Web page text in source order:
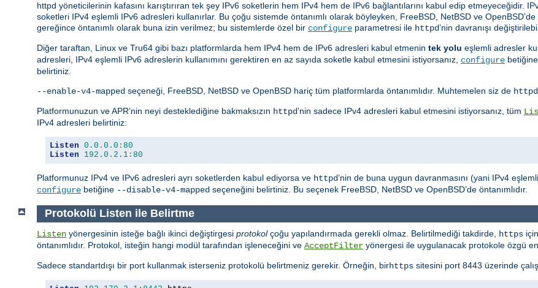
httpd yöneticilerinin kafasını karıştırıran tek şey IPv6 soketlerin hem IPv4 hem de IPv6 bağlantılarını kabul edip etmeyeceğidir.
soketleri IPv4 eşlemli IPv6 adresleri kullanırlar. Bu çoğu sistemde öntanımlı olarak böyleyken, FreeBSD, NetBSD ve
gereğince öntanımlı olarak buna izin verilmez; bu sistemlerde özel bir configure parametresi ile httpd’nin davranışı
Diğer taraftan, Linux ve Tru64 gibi bazı platformlarda hem IPv4 hem de IPv6 adresleri kabul etmenin tek yolu eşlemli adresler
adresleri, IPv4 eşlemli IPv6 adreslerin kullanımını gerektiren en az sayıda soketle kabul etmesini istiyorsanız, configure betiğine
belirtiniz.
--enable-v4-mapped seçeneği, FreeBSD, NetBSD ve OpenBSD hariç tüm platformlarda öntanımlıdır. Muhtemelen siz de httpd
Platformunuzun ve APR’nin neyi desteklediğine bakmaksızın httpd’nin sadece IPv4 adresleri kabul etmesini istiyorsanız, tüm
IPv4 adresleri belirtiniz:
Listen 0.0 . 0.0 : 80
Listen
192.0 . 2.1 : 80
Platformunuz IPv4 ve IPv6 adresleri ayrı soketlerden kabul ediyorsa ve httpd’nin de buna uygun davranmasını (yani IPv4
configure betiğine --disable-v4-mapped seçeneğini belirtiniz. Bu seçenek FreeBSD, NetBSD ve OpenBSD’de öntanımlıdır.
Protokolü Listen ile Belirtme
Listen yönergesinin isteğe bağlı ikinci değiştirgesi protokolçoğu yapılandırmada gerekli olmaz. Belirtilmediği takdirde, https
öntanımlıdır. Protokol, isteğin hangi modül tarafından işleneceğini ve AcceptFilter yönergesi ile uygulanacak protokole özgü
Sadece standartdışı bir port kullanmak isterseniz protokolü belirtmeniz gerekir. Örneğin, birhttps sitesini port 8443 üzerinde